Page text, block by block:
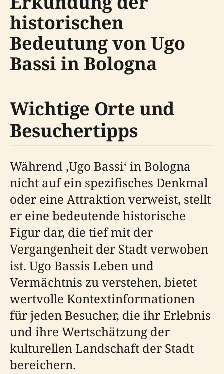
historischen
Bedeutung von Ugo
Bassi in Bologna
Wichtige Orte und
Besuchertipps
Während ‚Ugo Bassi‘ in Bologna
nicht auf ein spezifisches Denkmal
oder eine Attraktion verweist, stellt
er eine bedeutende historische
Figur dar, die tief mit der
Vergangenheit der Stadt verwoben
ist. Ugo Bassis Leben und
Vermächtnis zu verstehen, bietet
wertvolle Kontextinformationen
für jeden Besucher, die ihr Erlebnis
und ihre Wertschätzung der
kulturellen Landschaft der Stadt
bereichern.